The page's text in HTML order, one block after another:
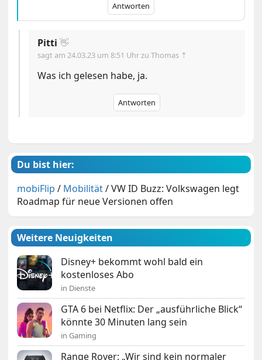
Antworten
Pitti 👋
sagt am24.03.23 um 8:51 Uhrzu Thomas ⇡
Was ich gelesen habe, ja.
Antworten
Du bist hier:
mobiFlip / Mobilität/VW ID Buzz: Volkswagen legt
Roadmap für neue Versionen offen
Weitere Neuigkeiten
Disney+ bekommt wohl bald ein
kostenloses Abo
in Dienste
GTA 6 bei Netflix: Der „ausführliche Blick“
könnte 30 Minuten lang sein
in Gaming
Range Rover: „Wir sind kein normaler